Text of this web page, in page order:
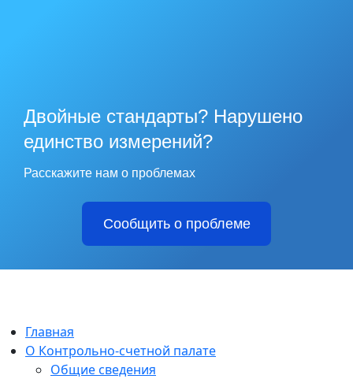
Двойные стандарты? Нарушено
единство измерений?
Расскажите нам о проблемах
Сообщить о проблеме
Главная
О Контрольно-счетной палате
Общие сведения